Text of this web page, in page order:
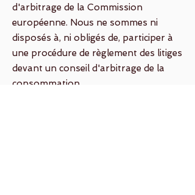
d'arbitrage de la Commission
européenne. Nous ne sommes ni
disposés à, ni obligés de, participer à
une procédure de règlement des litiges
devant un conseil d'arbitrage de la
consommation.